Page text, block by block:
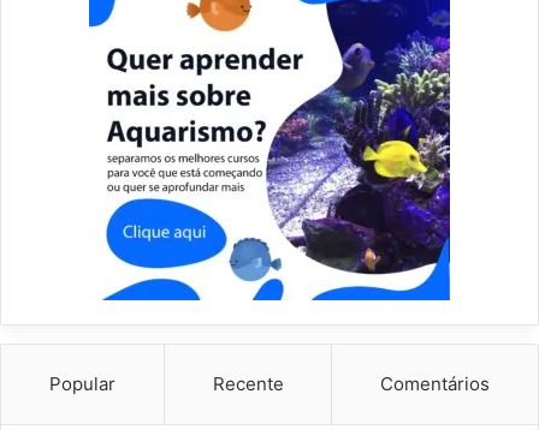
Popular Recente Comentários